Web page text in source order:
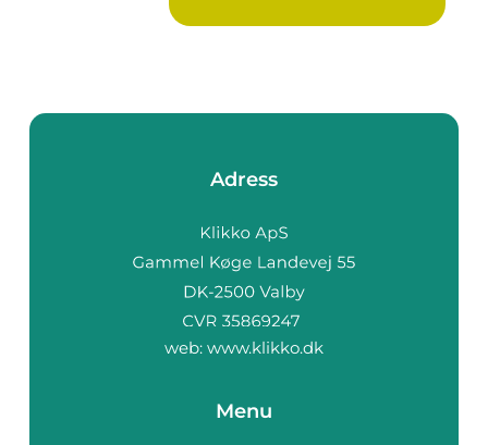
Adress
web: www.klikko.dk
Menu